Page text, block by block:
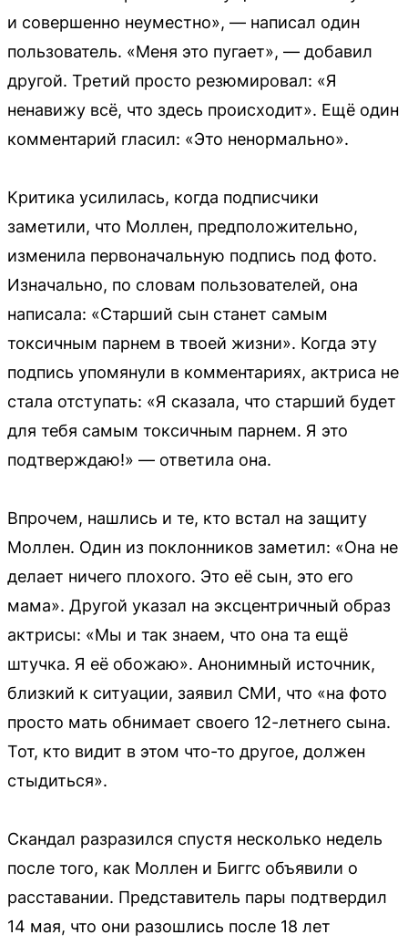
и совершенно неуместно», — написал один
пользователь. «Меня это пугает», — добавил
другой. Третий просто резюмировал: «Я
ненавижу всё, что здесь происходит». Ещё один
комментарий гласил: «Это ненормально».
Критика усилилась, когда подписчики
заметили, что Моллен, предположительно,
изменила первоначальную подпись под фото.
Изначально, по словам пользователей, она
написала: «Старший сын станет самым
токсичным парнем в твоей жизни». Когда эту
подпись упомянули в комментариях, актриса не
стала отступать: «Я сказала, что старший будет
для тебя самым токсичным парнем. Я это
подтверждаю!» — ответила она.
Впрочем, нашлись и те, кто встал на защиту
Моллен. Один из поклонников заметил: «Она не
делает ничего плохого. Это её сын, это его
мама». Другой указал на эксцентричный образ
актрисы: «Мы и так знаем, что она та ещё
штучка. Я её обожаю». Анонимный источник,
близкий к ситуации, заявил СМИ, что «на фото
просто мать обнимает своего 12-летнего сына.
Тот, кто видит в этом что-то другое, должен
стыдиться».
Скандал разразился спустя несколько недель
после того, как Моллен и Биггс объявили о
расставании. Представитель пары подтвердил
14 мая, что они разошлись после 18 лет